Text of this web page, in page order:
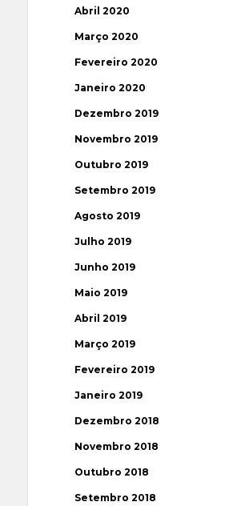
Abril 2020
Março 2020
Fevereiro 2020
Janeiro 2020
Dezembro 2019
Novembro 2019
Outubro 2019
Setembro 2019
Agosto 2019
Julho 2019
Junho 2019
Maio 2019
Abril 2019
Março 2019
Fevereiro 2019
Janeiro 2019
Dezembro 2018
Novembro 2018
Outubro 2018
Setembro 2018